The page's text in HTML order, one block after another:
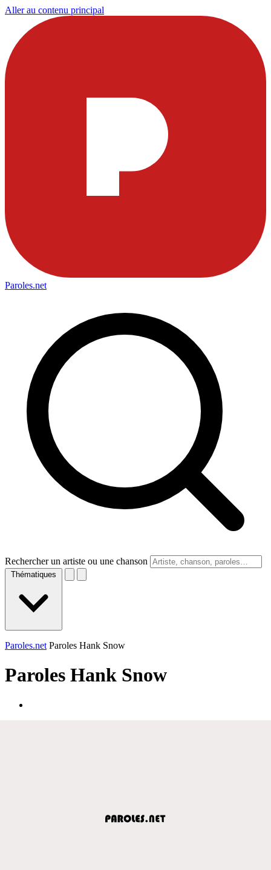
Aller au contenu principal
Paroles.net
Rechercher un artiste ou une chanson
Thématiques
Paroles.net Paroles Hank Snow
Paroles Hank Snow